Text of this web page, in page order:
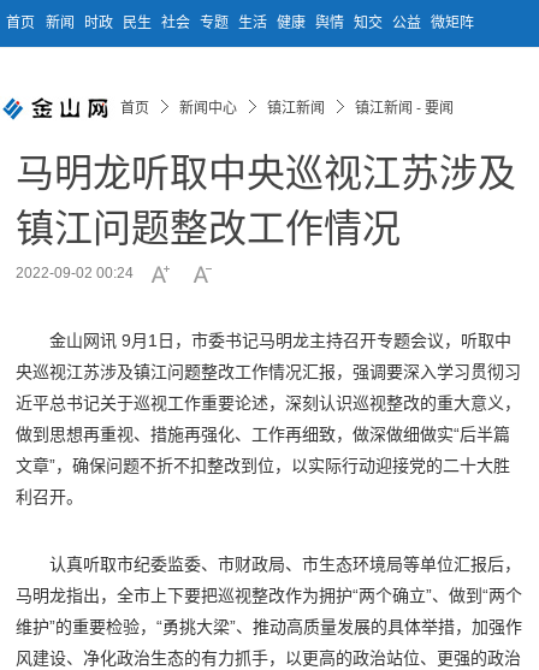
首页 新闻 时政 民生 社会 专题 生活 健康 舆情 知交 公益 微矩阵
首页 新闻中心 镇江新闻 镇江新闻 - 要闻
马明龙听取中央巡视江苏涉及
镇江问题整改工作情况
2022-09-02 00:24
金山网讯 9月1日，市委书记马明龙主持召开专题会议，听取中
央巡视江苏涉及镇江问题整改工作情况汇报，强调要深入学习贯彻习
近平总书记关于巡视工作重要论述，深刻认识巡视整改的重大意义，
做到思想再重视、措施再强化、工作再细致，做深做细做实“后半篇
文章”，确保问题不折不扣整改到位，以实际行动迎接党的二十大胜
利召开。
认真听取市纪委监委、市财政局、市生态环境局等单位汇报后，
马明龙指出，全市上下要把巡视整改作为拥护“两个确立”、做到“两个
维护”的重要检验，“勇挑大梁”、推动高质量发展的具体举措，加强作
风建设、净化政治生态的有力抓手，以更高的政治站位、更强的政治